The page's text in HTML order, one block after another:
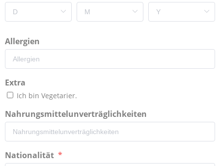
Allergien
Extra
Ich bin Vegetarier.
Nahrungsmittelunverträglichkeiten
Nationalität